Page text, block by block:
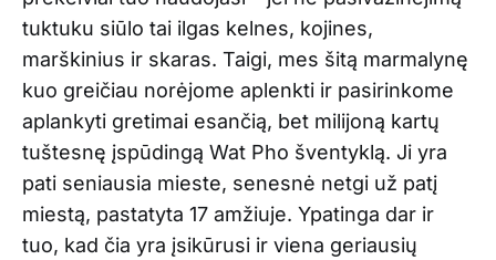
tuktuku siūlo tai ilgas kelnes, kojines,
marškinius ir skaras. Taigi, mes šitą marmalynę
kuo greičiau norėjome aplenkti ir pasirinkome
aplankyti gretimai esančią, bet milijoną kartų
tuštesnę įspūdingą Wat Pho šventyklą. Ji yra
pati seniausia mieste, senesnė netgi už patį
miestą, pastatyta 17 amžiuje. Ypatinga dar ir
tuo, kad čia yra įsikūrusi ir viena geriausių